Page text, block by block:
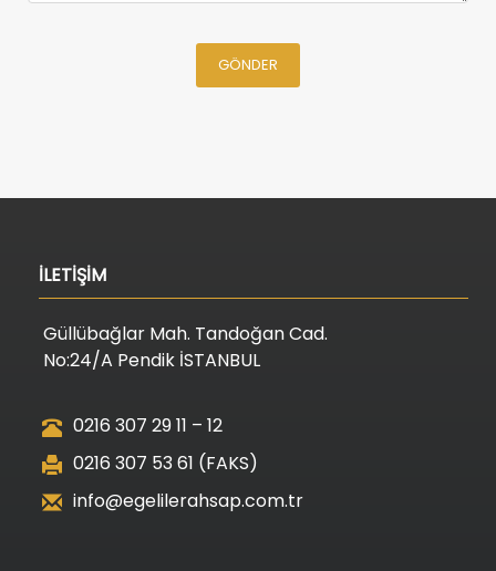
GÖNDER
İLETİŞİM
Güllübağlar Mah. Tandoğan Cad.
No:24/A Pendik İSTANBUL
0216 307 29 11 – 12
0216 307 53 61 (FAKS)
info@egelilerahsap.com.tr